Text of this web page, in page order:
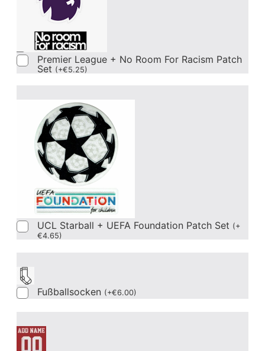
Premier League + No Room For Racism Patch
Set (+€5.25)
UCL Starball + UEFA Foundation Patch Set (+
€4.65)
Fußballsocken (+€6.00)